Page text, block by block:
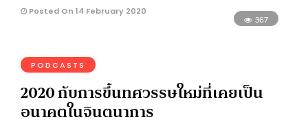
Posted On 14 February 2020
367
PODCASTS
2020 กับการขึ้นทศวรรษใหม่ที่เคยเป็น
อนาคตในจินตนาการ